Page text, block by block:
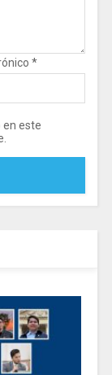
*
en este